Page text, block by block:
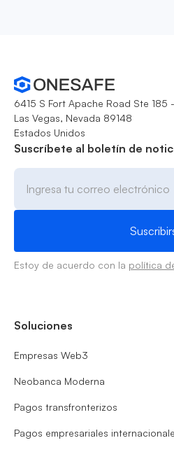
6415 S Fort Apache Road Ste 185 -
Las Vegas, Nevada 89148
Estados Unidos
Suscríbete al boletín de
Estoy de acuerdo con la política
Soluciones
Empresas Web3
Neobanca Moderna
Pagos transfronterizos
Pagos empresariales